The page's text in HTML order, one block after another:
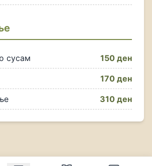
сусам 150 ден
170 ден
310 ден